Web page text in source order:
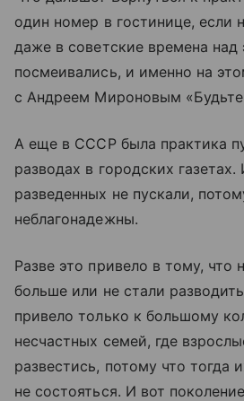
один номер в гостинице, если
даже в советские времена над
посмеивались, и именно на
с Андреем Мироновым
А еще в СССР была практика
разводах в городских газетах.
разведенных не пускали,
неблагонадежны.
Разве это привело в тому, что
больше или не стали
привело только к большому
несчастных семей, где
развестись, потому что тогда
не состояться. И вот